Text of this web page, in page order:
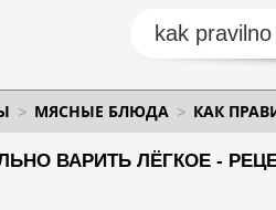
МЯСНЫЕ БЛЮДА КАК
ВАРИТЬ ЛЁГКОЕ -